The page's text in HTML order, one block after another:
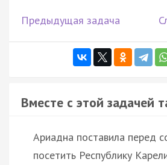
Предыдущая задача
Вместе с этой задачей
Ариадна поставила перед
посетить Республику